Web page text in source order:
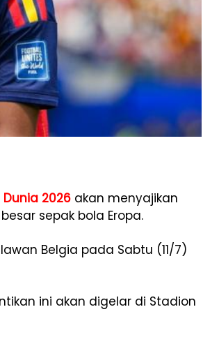
Dunia 2026 akan menyajikan
sepak bola Eropa.
Belgia pada Sabtu (11/7)
ini akan digelar di Stadion